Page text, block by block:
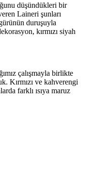
düşündükleri bir
Laineri şunları
duruşuyla
kırmızı siyah
çalışmayla birlikte
Kırmızı ve kahverengi
farklı ısıya maruz